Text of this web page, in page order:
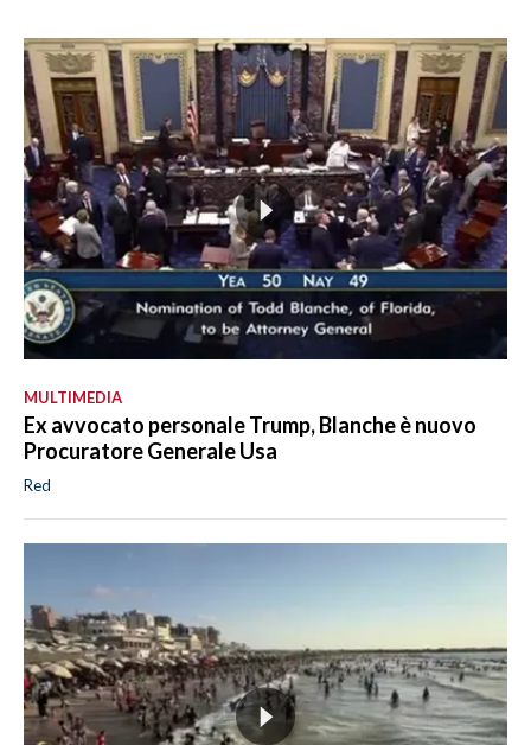
MULTIMEDIA
Ex avvocato personale Trump, Blanche è nuovo
Procuratore Generale Usa
Red